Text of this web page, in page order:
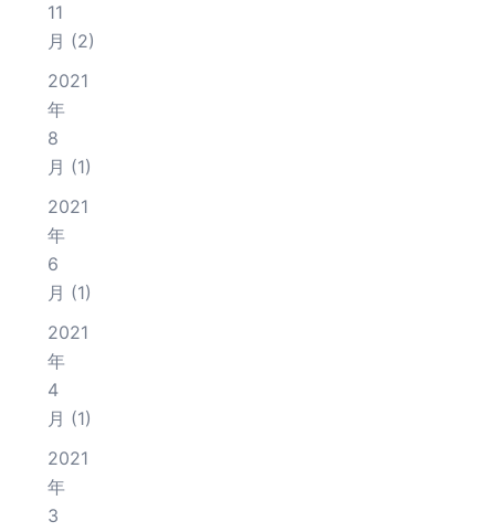
11
月 (2)
2021
年
8
月 (1)
2021
年
6
月 (1)
2021
年
4
月 (1)
2021
年
3